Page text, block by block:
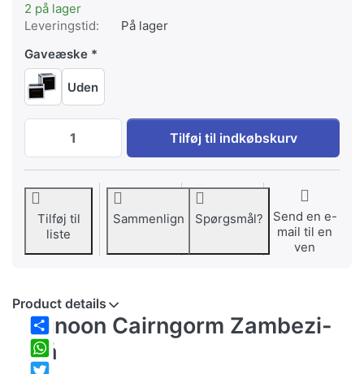
2 på lager
Leveringstid:
På lager
Gaveæske
Uden
Dunoon Cairngorm Zambezi blå til EUR
Tilføj til indkøbskurv
Tilføj til
liste
Sammenlign Spørgsmål?
Send en e-
mail til en
ven
Share
WhatsApp
Product details
Dunoon Cairngorm Zambezi-
blå